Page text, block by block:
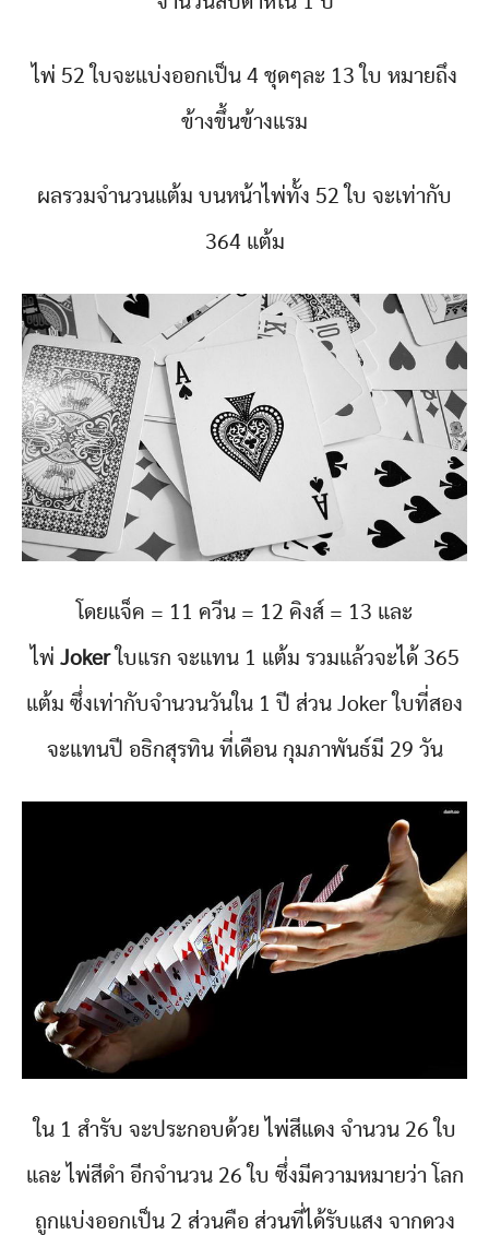
ไพ่ 52 ใบจะแบ่งออกเป็น 4 ชุดๆละ 13 ใบ หมายถึง
ข้างขึ้นข้างแรม
ผลรวมจำนวนแต้ม บนหน้าไพ่ทั้ง 52 ใบ จะเท่ากับ
364 แต้ม
โดยแจ็ค = 11 ควีน = 12 คิงส์ = 13 และ
ไพ่ Jokerใบแรก จะแทน 1 แต้ม รวมแล้วจะได้ 365
แต้ม ซึ่งเท่ากับจำนวนวันใน 1 ปี ส่วน Joker ใบที่สอง
จะแทนปี อธิกสุรทิน ที่เดือน กุมภาพันธ์มี 29 วัน
ใน 1 สำรับ จะประกอบด้วย ไพ่สีแดง จำนวน 26 ใบ
และ ไพ่สีดำ อีกจำนวน 26 ใบ ซึ่งมีความหมายว่า โลก
ถูกแบ่งออกเป็น 2 ส่วนคือ ส่วนที่ได้รับแสง จากดวง